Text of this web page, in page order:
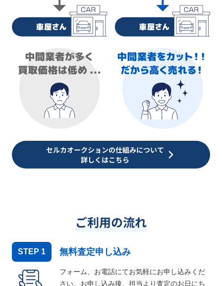
セルカオークションの仕組みについて
詳しくはこちら
ご利用の流れ
STEP 1 無料査定申し込み
フォーム、お電話にてお気軽にお申し込みくだ
さい。お申し込み後、担当より査定のお日にち